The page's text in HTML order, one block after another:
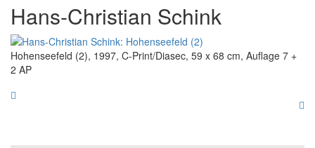
Hans-Christian Schink
Hohenseefeld (2), 1997, C-Print/Diasec, 59 x 68 cm, Auflage 7 +
2 AP